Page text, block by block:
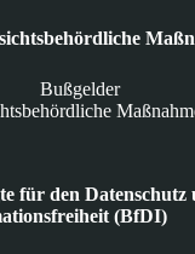
Bußgelder
für den Datenschutz
(BfDI)